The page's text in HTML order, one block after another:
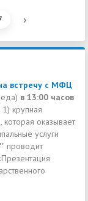
›
встречу с МФЦ
в 13:00 часов
1) крупная
которая оказывает
услуги
проводит